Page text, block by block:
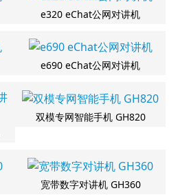
e320 eChat公网对讲机
e690 eChat公网对讲机
双模专网智能手机 GH820
宽带数字对讲机 GH360